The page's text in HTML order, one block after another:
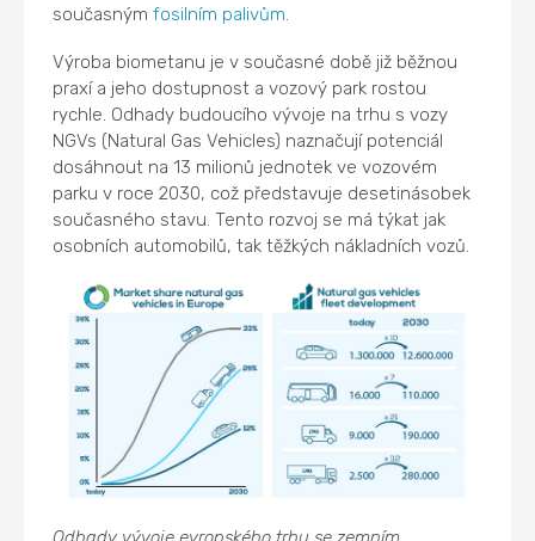
současnýmfosilním palivům
Výroba biometanu je v současné době již běžnou
praxí a jeho dostupnost a vozový park rostou
rychle. Odhady budoucího vývoje na trhu s vozy
NGVs (Natural Gas Vehicles) naznačují potenciál
dosáhnout na 13 milionů jednotek ve vozovém
parku v roce 2030, což představuje desetinásobek
současného stavu. Tento rozvoj se má týkat jak
osobních automobilů, tak těžkých nákladních vozů.